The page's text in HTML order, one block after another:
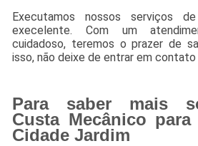
Executamos nossos serviços
execelente. Com um
cuidadoso, teremos o prazer de
isso, não deixe de entrar em contato
Para saber mais
Custa Mecânico
Cidade Jardim